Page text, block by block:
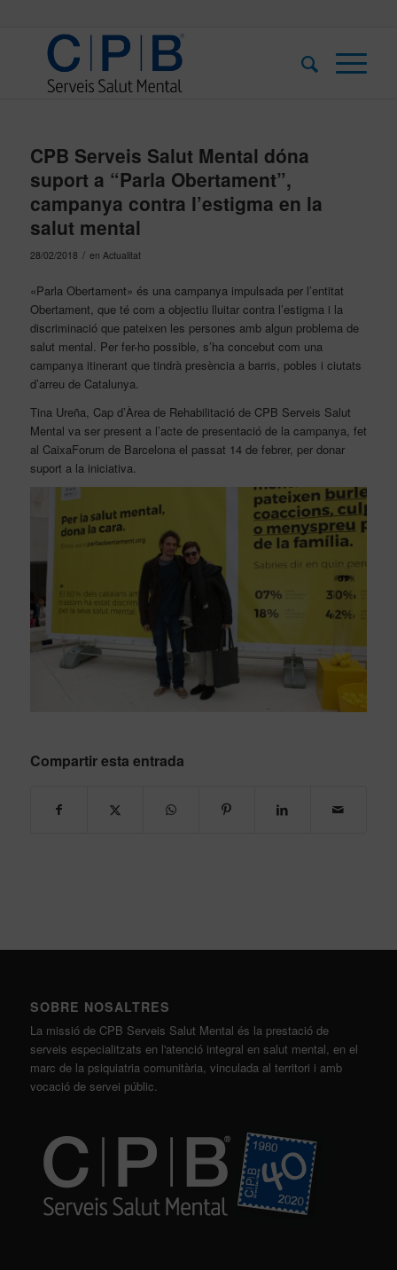
CPB Serveis Salut Mental dóna
suport a “Parla Obertament”,
campanya contra l’estigma en la
salut mental
28/02/2018 / en Actualitat
«Parla Obertament» és una campanya impulsada per l’entitat
Obertament, que té com a objectiu lluitar contra l’estigma i la
discriminació que pateixen les persones amb algun problema de
salut mental. Per fer-ho possible, s’ha concebut com una
campanya itinerant que tindrà presència a barris, pobles i ciutats
d’arreu de Catalunya.
Tina Ureña, Cap d’Àrea de Rehabilitació de CPB Serveis Salut
Mental va ser present a l’acte de presentació de la campanya, fet
al CaixaForum de Barcelona el passat 14 de febrer, per donar
suport a la iniciativa.
Compartir esta entrada
SOBRE NOSALTRES
La missió de CPB Serveis Salut Mental és la prestació de
serveis especialitzats en l'atenció integral en salut mental, en el
marc de la psiquiatria comunitària, vinculada al territori i amb
vocació de servei públic.